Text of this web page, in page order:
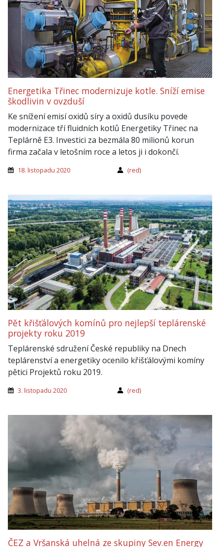
Energetika Třinec modernizuje kotle. Sníží emise
škodlivin v ovzduší
Ke snížení emisí oxidů síry a oxidů dusíku povede
modernizace tří fluidních kotlů Energetiky Třinec na
Teplárně E3. Investici za bezmála 80 milionů korun
firma začala v letošním roce a letos ji i dokončí.
18. listopadu 2020 (red)
Pět křišťálových komínů pro nejlepší teplárenské
projekty roku 2019
Teplárenské sdružení České republiky na Dnech
teplárenství a energetiky ocenilo křišťálovými komíny
pětici Projektů roku 2019.
3. listopadu 2020 (red)
ČEZ a Vršanská uhelná ze skupiny Sev.en Energy